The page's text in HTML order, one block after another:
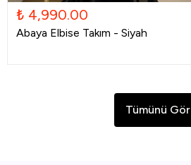
₺ 4,990.00
Abaya Elbise Takım - Siyah
Tümünü Gör